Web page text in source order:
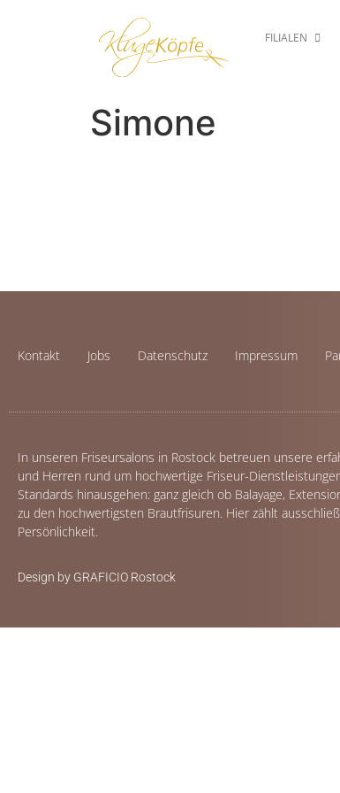
FILIALEN
Simone
Kontakt Jobs Datenschutz Impressum
In unseren Friseursalons in Rostock betreuen unsere
und Herren rund um hochwertige Friseur-
Standards hinausgehen: ganz gleich ob Balayage,
zu den hochwertigsten Brautfrisuren. Hier zählt
Persönlichkeit.
Design by GRAFICIO Rostock